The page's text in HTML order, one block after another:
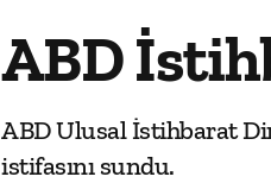
ABD
ABD Ulusal İstihbarat
istifasını sundu.